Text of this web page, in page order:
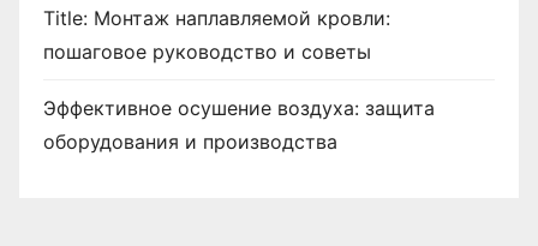
Title: Монтаж наплавляемой кровли:
пошаговое руководство и советы
Эффективное осушение воздуха: защита
оборудования и производства